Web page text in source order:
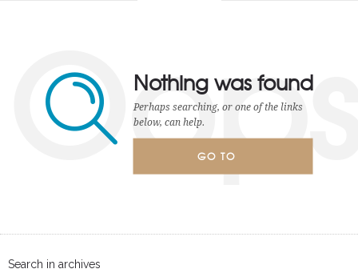
Nothing was found
Perhaps searching, or one of the links
below, can help.
GO TO
Search in archives